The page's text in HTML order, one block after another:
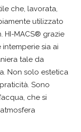
che, lavorata,
utilizzato
HI-MACS® grazie
intemperie sia ai
tale da
Non solo estetica
Sono
che si